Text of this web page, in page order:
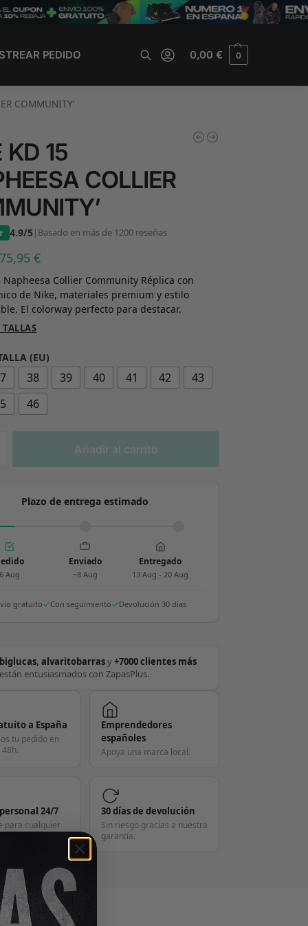
PEDIDO 0,00€ 0
COMMUNITY’
KD 15
COLLIER
4.9/5| Basado en más de 1200 reseñas
75,95€
Napheesa Collier Community Réplica con
de Nike, materiales premium y estilo
El colorway perfecto para destacar.
(EU)
38 39 40 41 42
43
46
Añadir al carrito
Plazo de entrega estimado
Aug
Enviado
~8 Aug
Entregado
13 Aug - 20 Aug
gratuito Con seguimiento Devolución 30 días
biglucas, alvaritobarrasy+7000 clientes más
están entusiasmados con ZapasPlus.
a España
tu pedido en
Emprendedores
españoles
Apoya una marca local.
24/7
para cualquier
30 días de devolución
Sin riesgo gracias a nuestra
garantía.